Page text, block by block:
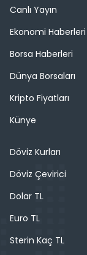
Canlı Yayın
Ekonomi Haberleri
Borsa Haberleri
Dünya Borsaları
Kripto Fiyatları
Künye
Döviz Kurları
Döviz Çevirici
Dolar TL
Euro TL
Sterin Kaç TL